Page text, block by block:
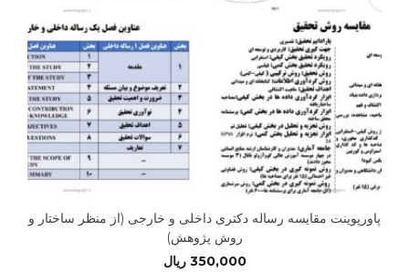
پاورپوینت مقایسه رساله دکتری داخلی و خارجی (از منظر ساختار و
روش پژوهش)
350,000 ریال